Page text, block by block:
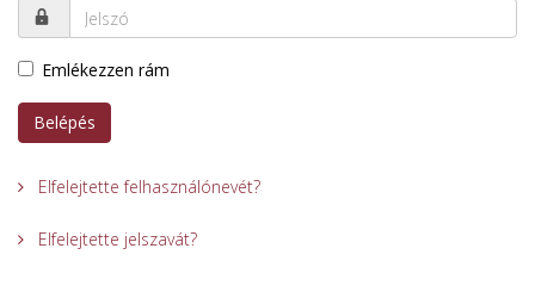
Emlékezzen rám
Belépés
Elfelejtette felhasználónevét?
Elfelejtette jelszavát?